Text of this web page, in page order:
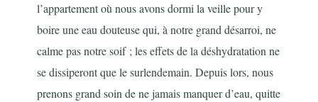
l’appartement où nous avons dormi la veille pour y
boire une eau douteuse qui, à notre grand désarroi, ne
calme pas notre soif ; les effets de la déshydratation ne
se dissiperont que le surlendemain. Depuis lors, nous
prenons grand soin de ne jamais manquer d’eau, quitte